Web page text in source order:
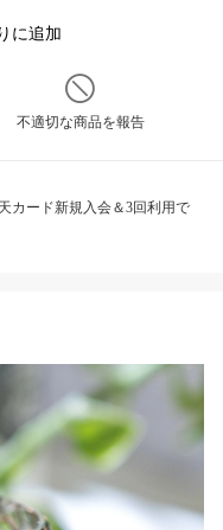
に追加
不適切な商品を報告
カード新規入会＆3回利用で